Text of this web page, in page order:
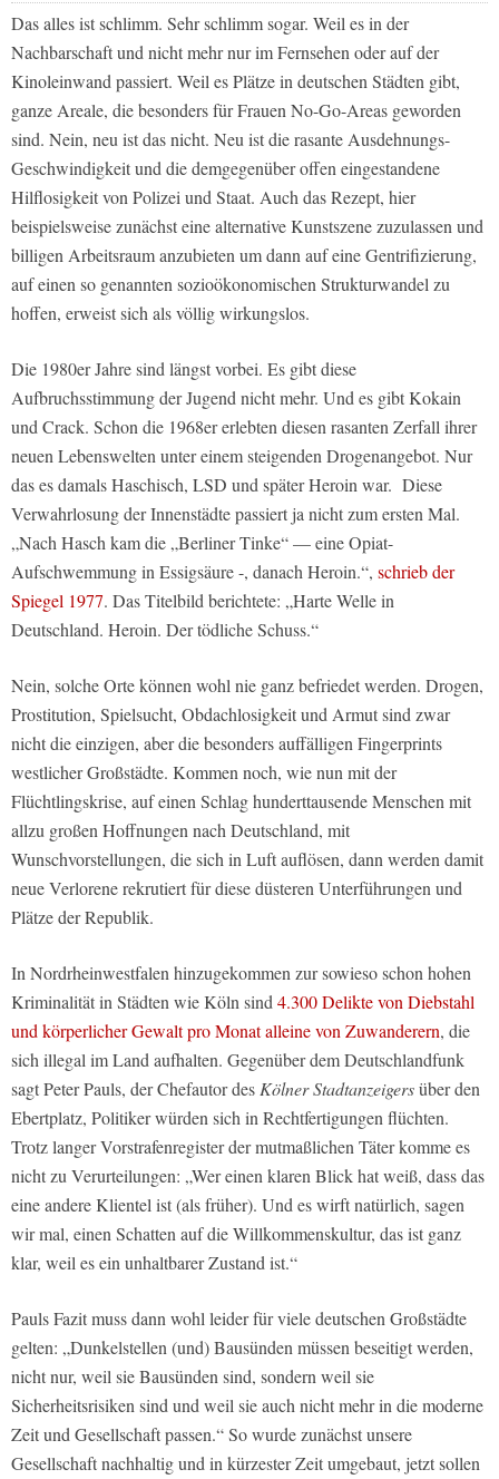
Das alles ist schlimm. Sehr schlimm sogar. Weil es in der
Nachbarschaft und nicht mehr nur im Fernsehen oder auf der
Kinoleinwand passiert. Weil es Plätze in deutschen Städten gibt,
ganze Areale, die besonders für Frauen No-Go-Areas geworden
sind. Nein, neu ist das nicht. Neu ist die rasante Ausdehnungs-
Geschwindigkeit und die demgegenüber offen eingestandene
Hilflosigkeit von Polizei und Staat. Auch das Rezept, hier
beispielsweise zunächst eine alternative Kunstszene zuzulassen und
billigen Arbeitsraum anzubieten um dann auf eine Gentrifizierung,
auf einen so genannten sozioökonomischen Strukturwandel zu
hoffen, erweist sich als völlig wirkungslos.
Die 1980er Jahre sind längst vorbei. Es gibt diese
Aufbruchsstimmung der Jugend nicht mehr. Und es gibt Kokain
und Crack. Schon die 1968er erlebten diesen rasanten Zerfall ihrer
neuen Lebenswelten unter einem steigenden Drogenangebot. Nur
das es damals Haschisch, LSD und später Heroin war. Diese
Verwahrlosung der Innenstädte passiert ja nicht zum ersten Mal.
„Nach Hasch kam die „Berliner Tinke“ — eine Opiat-
Aufschwemmung in Essigsäure -, danach Heroin.“, schrieb der
Spiegel 1977. Das Titelbild berichtete: „Harte Welle in
Deutschland. Heroin. Der tödliche Schuss.“
Nein, solche Orte können wohl nie ganz befriedet werden. Drogen,
Prostitution, Spielsucht, Obdachlosigkeit und Armut sind zwar
nicht die einzigen, aber die besonders auffälligen Fingerprints
westlicher Großstädte. Kommen noch, wie nun mit der
Flüchtlingskrise, auf einen Schlag hunderttausende Menschen mit
allzu großen Hoffnungen nach Deutschland, mit
Wunschvorstellungen, die sich in Luft auflösen, dann werden damit
neue Verlorene rekrutiert für diese düsteren Unterführungen und
Plätze der Republik.
In Nordrheinwestfalen hinzugekommen zur sowieso schon hohen
Kriminalität in Städten wie Köln sind 4.300 Delikte von Diebstahl
und körperlicher Gewalt pro Monat alleine von Zuwanderern, die
sich illegal im Land aufhalten. Gegenüber dem Deutschlandfunk
sagt Peter Pauls, der Chefautor des Kölner Stadtanzeigersüber den
Ebertplatz, Politiker würden sich in Rechtfertigungen flüchten.
Trotz langer Vorstrafenregister der mutmaßlichen Täter komme es
nicht zu Verurteilungen: „Wer einen klaren Blick hat weiß, dass das
eine andere Klientel ist (als früher). Und es wirft natürlich, sagen
wir mal, einen Schatten auf die Willkommenskultur, das ist ganz
klar, weil es ein unhaltbarer Zustand ist.“
Pauls Fazit muss dann wohl leider für viele deutschen Großstädte
gelten: „Dunkelstellen (und) Bausünden müssen beseitigt werden,
nicht nur, weil sie Bausünden sind, sondern weil sie
Sicherheitsrisiken sind und weil sie auch nicht mehr in die moderne
Zeit und Gesellschaft passen.“ So wurde zunächst unsere
Gesellschaft nachhaltig und in kürzester Zeit umgebaut, jetzt sollen